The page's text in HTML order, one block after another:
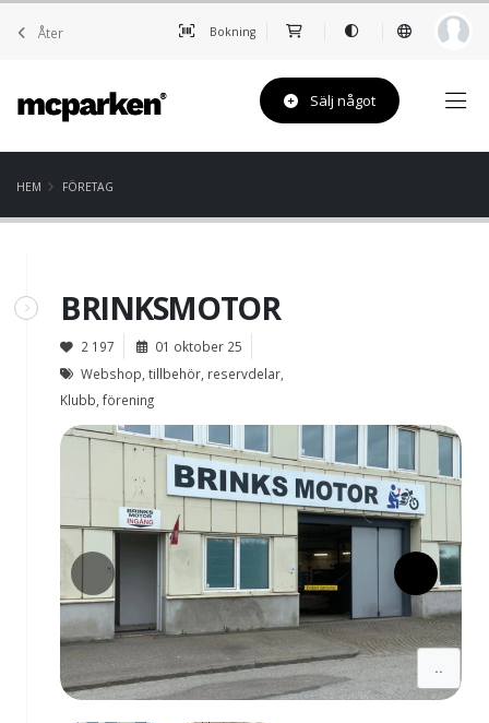
Åter Bokning
Sälj något
HEM FÖRETAG
BRINKSMOTOR
2 197
01 oktober 25
Webshop, tillbehör, reservdelar,
Klubb, förening
..